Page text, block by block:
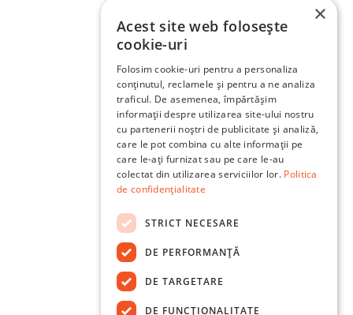
×
Acest site web folosește
cookie-uri
Folosim cookie-uri pentru a personaliza
conținutul, reclamele și pentru a ne analiza
traficul. De asemenea, împărtășim
informații despre utilizarea site-ului nostru
cu partenerii noștri de publicitate și analiză,
care le pot combina cu alte informații pe
care le-ați furnizat sau pe care le-au
colectat din utilizarea serviciilor lor. Politica
de confidențialitate
STRICT NECESARE
DE PERFORMANȚĂ
DE TARGETARE
DE FUNCŢIONALITATE